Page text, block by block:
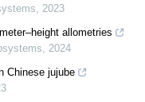
, 2023
allometries
, 2024
Chinese jujube